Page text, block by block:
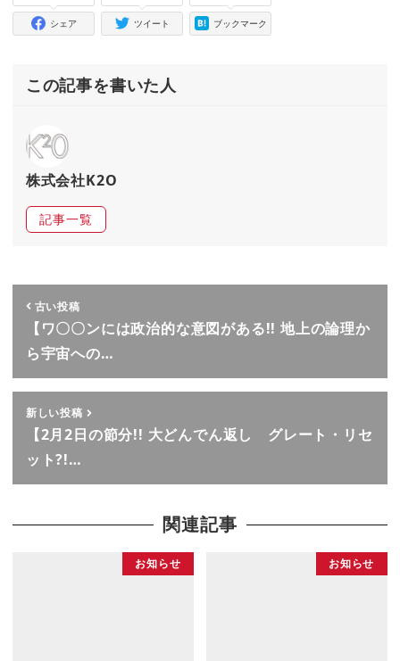
シェア ツイート ブックマーク
この記事を書いた人
株式会社K2O
記事一覧
古い投稿
【ワ〇〇ンには政治的な意図がある!! 地上の論理か
ら宇宙への…
新しい投稿
【2月2日の節分!! 大どんでん返し グレート・リセ
ット?!…
関連記事
お知らせ お知らせ